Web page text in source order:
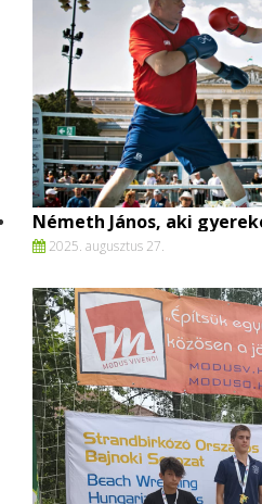
Németh János, aki
2025. augusztus 27.